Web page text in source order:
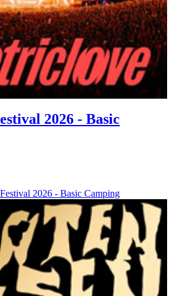
2026 - Basic
2026 - Basic Camping